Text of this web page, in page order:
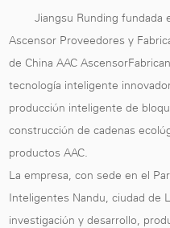
Jiangsu Runding fundada
Ascensor Proveedores y
de China AAC
tecnología inteligente
producción inteligente de
construcción de cadenas
productos AAC.
La empresa, con sede en el
Inteligentes Nandu, ciudad de
investigación y desarrollo,